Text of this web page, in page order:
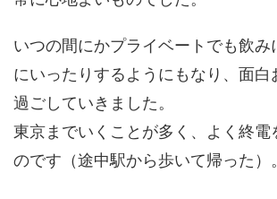
いつの間にかプライベートでも飲み
にいったりするようにもなり、面白
過ごしていきました。
東京までいくことが多く、よく終電
のです（途中駅から歩いて帰った）。